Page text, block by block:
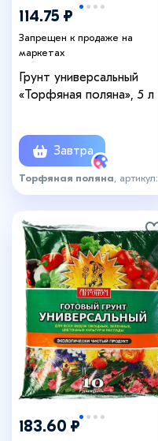
114.75 ₽
Запрещен к продаже на
маркетах
Грунт универсальный
«Торфяная поляна», 5 л
Завтра
Торфяная поляна , артикул:
4592768
183.60 ₽